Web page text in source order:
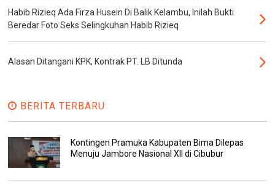
Habib Rizieq Ada Firza Husein Di Balik Kelambu, Inilah Bukti
Beredar Foto Seks Selingkuhan Habib Rizieq
Alasan Ditangani KPK, Kontrak PT. LB Ditunda
BERITA TERBARU
Kontingen Pramuka Kabupaten Bima Dilepas
Menuju Jambore Nasional XII di Cibubur